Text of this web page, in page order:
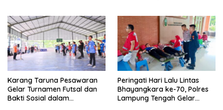
Karang Taruna Pesawaran
Gelar Turnamen Futsal dan
Bakti Sosial dalam
Peringati Hari Lalu Lintas
Bhayangkara ke-70, Polres
Lampung Tengah Gelar